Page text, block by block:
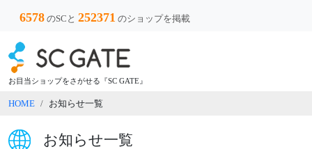
6578 のSCと 252371 のショップを掲載
お目当ショップをさがせる『SC GATE』
HOME お知らせ一覧
お知らせ一覧